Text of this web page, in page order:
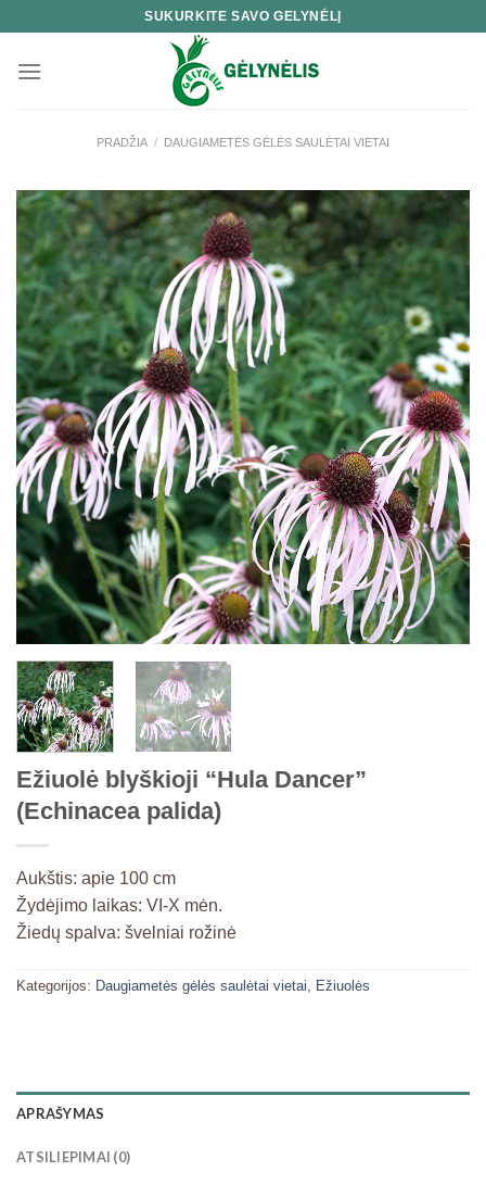
content
SUKURKITE SAVO GELYNĖLĮ
PRADŽIA / DAUGIAMETĖS GĖLĖS SAULĖTAI VIETAI
Ežiuolė blyškioji “Hula Dancer”
(Echinacea palida)
Aukštis: apie 100 cm
Žydėjimo laikas: VI-X mėn.
Žiedų spalva: švelniai rožinė
Kategorijos: Daugiametės gėlės saulėtai vietai Ežiuolės
APRAŠYMAS
ATSILIEPIMAI (0)